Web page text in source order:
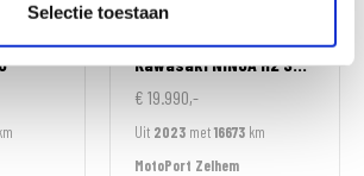
Selectie toestaan
KawasakiNINJA H2 SX SPECIAL EDITION
€ 19.990,-
Uit 2023 met16673 km
MotoPort Zelhem